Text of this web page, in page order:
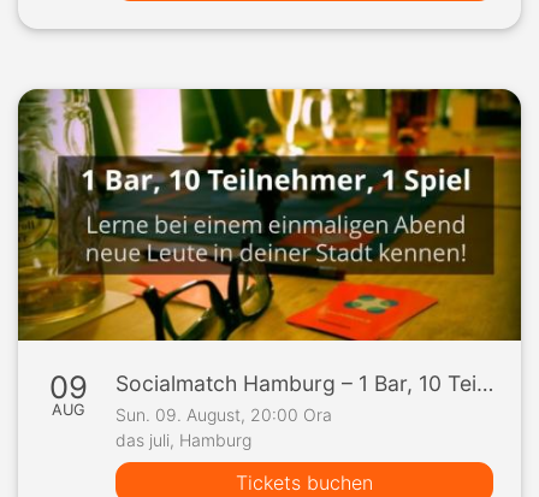
09
AUG
Socialmatch Hamburg – 1 Bar, 10 Teilnehmer, 1 Spiel
Sun. 09. August, 20:00 Ora
das juli, Hamburg
Tickets buchen